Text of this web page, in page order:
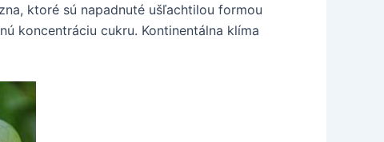
ktoré sú napadnuté ušľachtilou formou
koncentráciu cukru. Kontinentálna klíma